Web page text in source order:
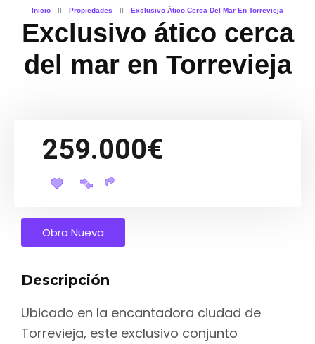
Inicio Propiedades Exclusivo Ático Cerca Del Mar En Torrevieja
Exclusivo ático cerca
del mar en Torrevieja
259.000€
Obra Nueva
Descripción
Ubicado en la encantadora ciudad de
Torrevieja, este exclusivo conjunto